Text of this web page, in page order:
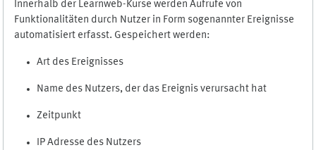
Innerhalb der Learnweb-Kurse werden Aufrufe von
Funktionalitäten durch Nutzer in Form sogenannter Ereignisse
automatisiert erfasst. Gespeichert werden:
Art des Ereignisses
Name des Nutzers, der das Ereignis verursacht hat
Zeitpunkt
IP Adresse des Nutzers